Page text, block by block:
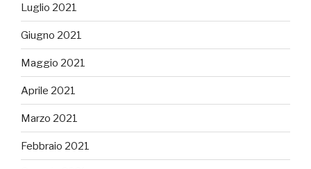
Luglio 2021
Giugno 2021
Maggio 2021
Aprile 2021
Marzo 2021
Febbraio 2021